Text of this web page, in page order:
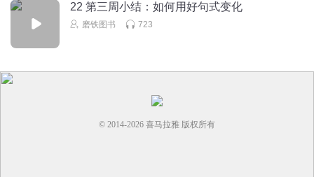
22 第三周小结：如何用好句式变化
磨铁图书 723
© 2014-2026 喜马拉雅 版权所有